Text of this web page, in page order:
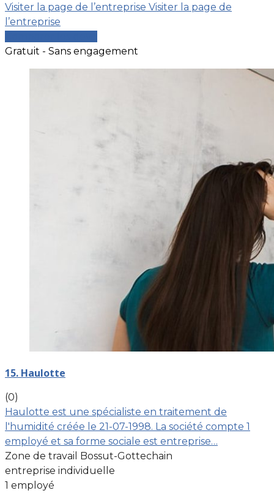
Visiter la page de l’entreprise Visiter la page de
l’entreprise
Gratuit - Sans engagement
15. Haulotte
(0)
Haulotte est une spécialiste en traitement de
l'humidité créée le 21-07-1998. La société compte 1
employé et sa forme sociale est entreprise…
Zone de travail Bossut-Gottechain
entreprise individuelle
1 employé